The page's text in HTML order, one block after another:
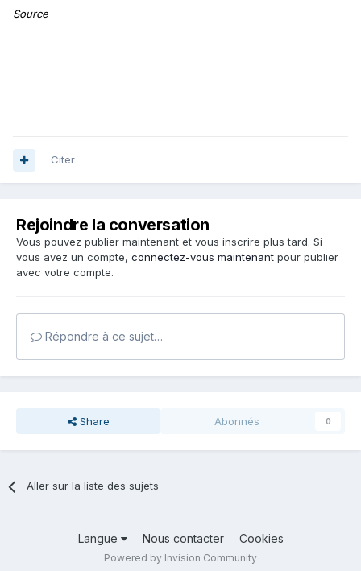
Source
Citer
Rejoindre la conversation
Vous pouvez publier maintenant et vous inscrire plus tard. Si
vous avez un compte, connectez-vous maintenant pour publier
avec votre compte.
Répondre à ce sujet…
Share Abonnés 0
Aller sur la liste des sujets
Langue Nous contacter Cookies
Powered by Invision Community